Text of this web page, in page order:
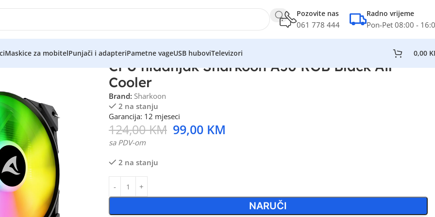
Pozovite nas
061 778 444
Radno vrijeme
Pon-Pet 08:00 -
Maskice za mobitelPunjači i adapteriPametne vageUSB huboviTelevizori 0,00
CPU hladnjak Sharkoon A50 RGB Black Air
Cooler
Brand: Sharkoon
2 na stanju
Garancija: 12 mjeseci
124,00KM 99,00 KM
sa PDV-om
2 na stanju
NARUČI